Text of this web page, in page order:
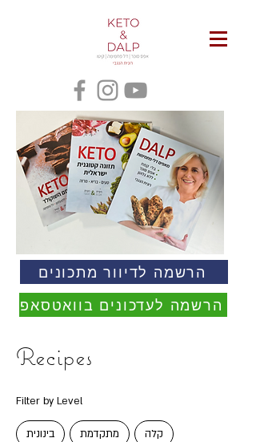
הרשמה לדיוור מתכונים
הרשמה לעדכונים בוואטסאפ
Recipes
Filter by Level
בינונית מתקדמת קלה